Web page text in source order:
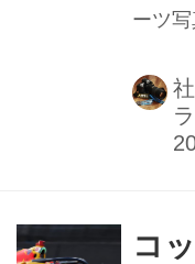
ーツ写
コ